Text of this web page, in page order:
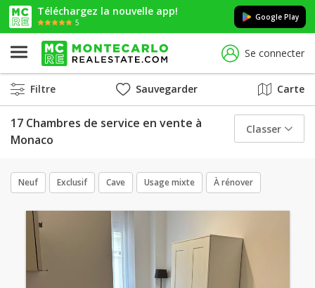
Téléchargez la nouvelle app!
5
Google Play
Se connecter
Filtre Sauvegarder Carte
17 Chambres de service en vente à
Monaco
Classer
Neuf Exclusif Cave Usage mixte À rénover